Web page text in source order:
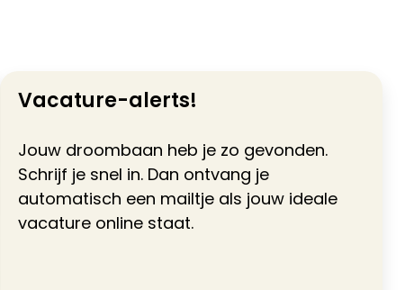
Vacature-alerts!
Jouw droombaan heb je zo gevonden.
Schrijf je snel in. Dan ontvang je
automatisch een mailtje als jouw ideale
vacature online staat.